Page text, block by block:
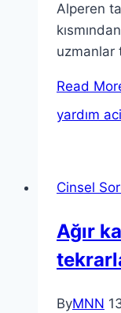
Alperen
uzmanlar
Read
yardım
Cinsel
Ağır
ByMNN